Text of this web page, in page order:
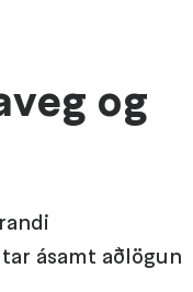
og
ásamt aðlögun